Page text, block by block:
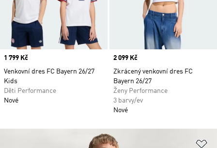
Price
1 799 Kč
Venkovní dres FC Bayern 26/27
Kids
Děti Performance
Nové
Price
2 099 Kč
Zkrácený venkovní dres FC
Bayern 26/27
Ženy Performance
3 barvy/ev
Nové